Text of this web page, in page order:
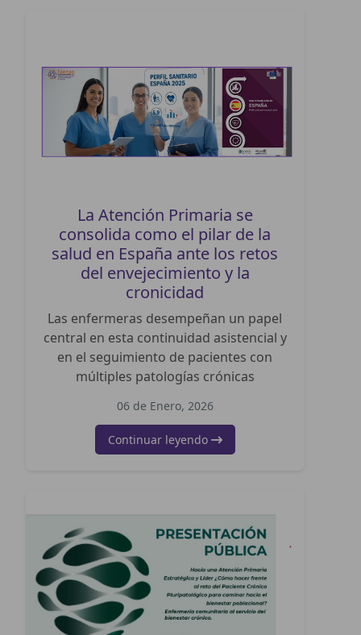
La Atención Primaria se
consolida como el pilar de la
salud en España ante los retos
del envejecimiento y la
cronicidad
Las enfermeras desempeñan un papel
central en esta continuidad asistencial y
en el seguimiento de pacientes con
múltiples patologías crónicas
06 de Enero, 2026
Continuar leyendo